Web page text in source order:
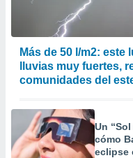
publicidad
Más de 50 l/m2:
lluvias muy fuertes,
comunidades del
Un
cómo
eclipse